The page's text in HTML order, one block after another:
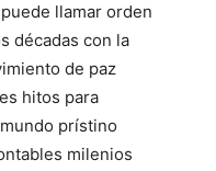
llamar orden
décadas con la
de paz
hitos para
prístino
milenios